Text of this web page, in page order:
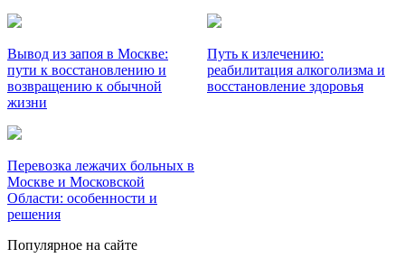
Вывод из запоя в Москве:
пути к восстановлению и
возвращению к обычной
жизни
Путь к излечению:
реабилитация алкоголизма и
восстановление здоровья
Перевозка лежачих больных в
Москве и Московской
Области: особенности и
решения
Популярное на сайте